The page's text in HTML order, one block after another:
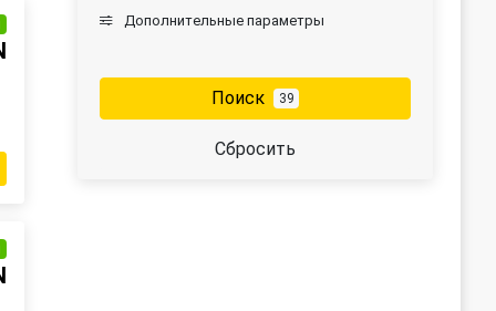
Дополнительные параметры
Поиск 39
Сбросить